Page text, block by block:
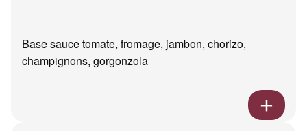
Base sauce tomate, fromage, jambon, chorizo,
champignons, gorgonzola